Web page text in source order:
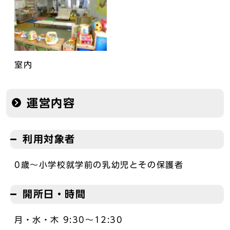
室内
運営内容
利用対象者
0歳～小学校就学前の乳幼児とその保護者
開所日・時間
月・水・木 9:30～12:30